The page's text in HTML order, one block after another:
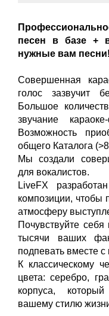
песен в базе +
нужные вам
Совершенная
голос зазвучит
Большое
звучание
Возможность
общего Каталога
Мы создали
для вокалистов.
LiveFX
композиции, чтобы
атмосферу
Почувствуйте
тысячи ваших
подпевать вместе с
К классическому
цвета: серебро,
корпуса, который
вашему стилю